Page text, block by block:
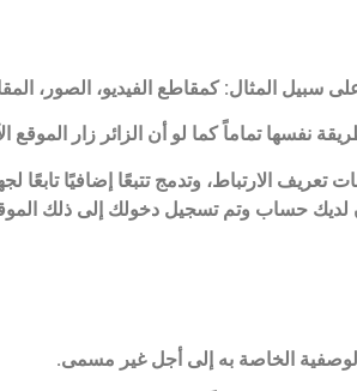
المثال: كمقاطع الفيديو، الصور،
تماماً كما لو أن الزائر زار الموقع
الارتباط، وتدمج تتبعًا إضافيًا تابعًا
لديك حساب وتم تسجيل دخولك إلى ذلك
الوصفية الخاصة به إلى أجل غير مسمى.